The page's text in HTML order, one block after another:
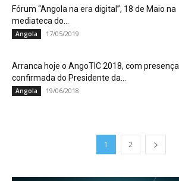
Fórum “Angola na era digital”, 18 de Maio na
mediateca do...
Angola 17/05/2019
Arranca hoje o AngoTIC 2018, com presença
confirmada do Presidente da...
Angola 19/06/2018
1 2